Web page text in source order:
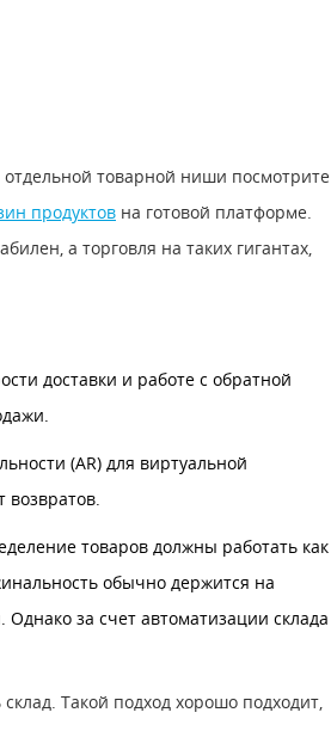
товарной ниши посмотрите
продуктов на готовой платформе.
а торговля на таких гигантах,
доставки и работе с обратной
(AR) для виртуальной
товаров должны работать как
обычно держится на
за счет автоматизации склада
Такой подход хорошо подходит,